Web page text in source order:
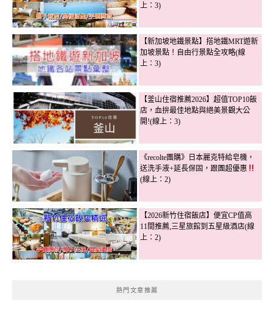
上：3)
【新加坡地鐵景點】搭地鐵MRT遊新
加坡景點！自由行景點全攻略(線
上：3)
【釜山住宿推薦2026】超值TOP10飯
店，血拚最佳地點與絕美景觀大公
開!(線上：3)
《recolte團購》日本麗克特給皂機，
送洗手液+延長保固，跟團超優惠
(線上：2)
【2026新竹住宿飯店】便宜CP值高
11間推薦,三星旅館到五星級酒店(線
上：2)
熱門文章推薦